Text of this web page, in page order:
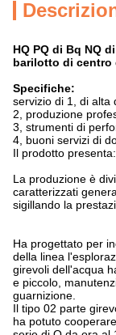
HQ PQ di Bq NQ
barilotto di centro
Specifiche:
servizio di 1, di alta
2, produzione
3, strumenti di
4, buoni servizi di
Il prodotto presenta:
La produzione è
caratterizzati
sigillando la
Ha progettato per
della linea
girevoli dell'acqua
e piccolo,
guarnizione.
Il tipo 02 parte
ha potuto